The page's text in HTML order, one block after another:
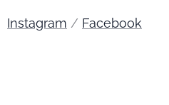
Instagram / Facebook